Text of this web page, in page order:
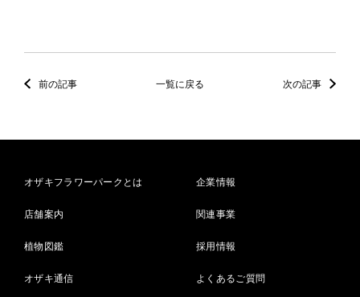
前の記事 一覧に戻る 次の記事
オザキフラワーパークとは
店舗案内
植物図鑑
オザキ通信
企業情報
関連事業
採用情報
よくあるご質問